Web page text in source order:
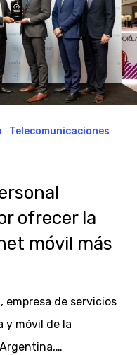
Telecomunicaciones
ofrecer la
móvil más
empresa de servicios
y móvil de la